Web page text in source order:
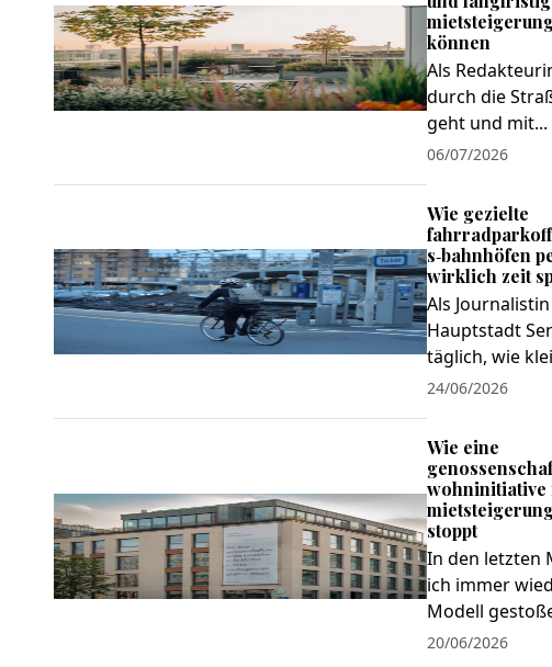
können
Als
durch die
geht und mit...
06/07/2026
Wie gezielte
s‑bahnhöfen
wirklich zeit
Als
Hauptstadt
täglich, wie
24/06/2026
Wie eine
wohninitiative
stoppt
In den letzten
ich immer
Modell
20/06/2026